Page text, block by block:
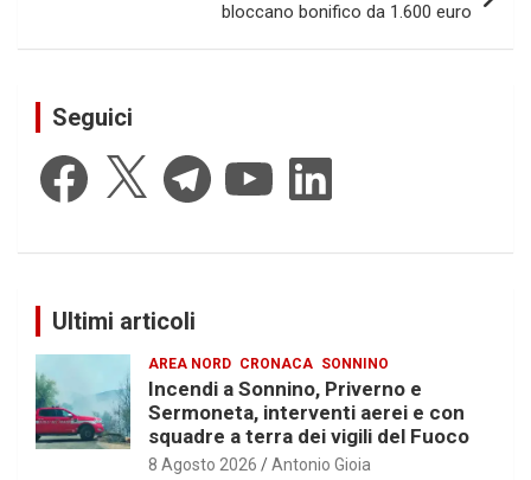
bloccano bonifico da 1.600 euro
Seguici
Facebook Telegram YouTube LinkedIn
Ultimi articoli
AREA NORD CRONACA SONNINO
Incendi a Sonnino, Priverno e
Sermoneta, interventi aerei e con
squadre a terra dei vigili del Fuoco
8 Agosto 2026 Antonio Gioia